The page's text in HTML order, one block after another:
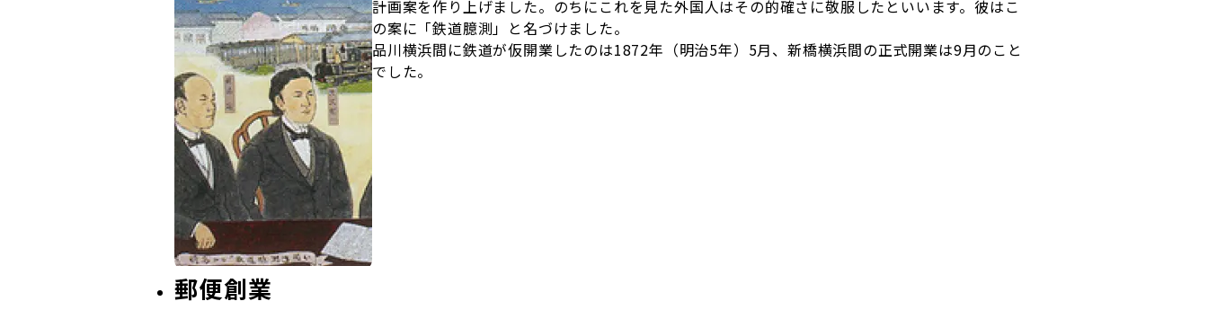
計画案を作り上げました。のちにこれを見た外国人はその的確さに敬服したといいます。彼はこ
の案に「鉄道臆測」と名づけました。
品川横浜間に鉄道が仮開業したのは1872年（明治5年）5月、新橋横浜間の正式開業は9月のこと
でした。
郵便創業